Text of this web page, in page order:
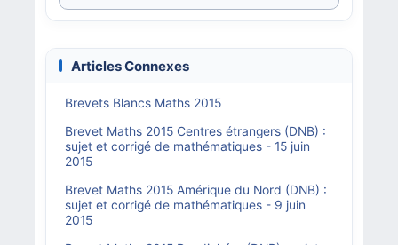
Articles Connexes
Brevets Blancs Maths 2015
Brevet Maths 2015 Centres étrangers (DNB) :
sujet et corrigé de mathématiques - 15 juin
2015
Brevet Maths 2015 Amérique du Nord (DNB) :
sujet et corrigé de mathématiques - 9 juin
2015